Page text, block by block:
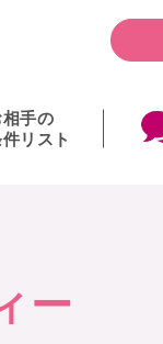
相手の
リスト
ー